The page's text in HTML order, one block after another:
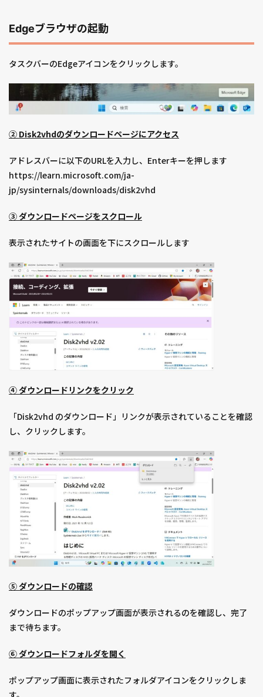
Edgeブラウザの起動
タスクバーのEdgeアイコンをクリックします。
② Disk2vhdのダウンロードページにアクセス
アドレスバーに以下のURLを入力し、Enterキーを押します
https://learn.microsoft.com/ja-
jp/sysinternals/downloads/disk2vhd
③ ダウンロードページをスクロール
表示されたサイトの画面を下にスクロールします
④ ダウンロードリンクをクリック
「Disk2vhd のダウンロード」リンクが表示されていることを確認
し、クリックします。
⑤ ダウンロードの確認
ダウンロードのポップアップ画面が表示されるのを確認し、完了
まで待ちます。
⑥ ダウンロードフォルダを開く
ポップアップ画面に表示されたフォルダアイコンをクリックしま